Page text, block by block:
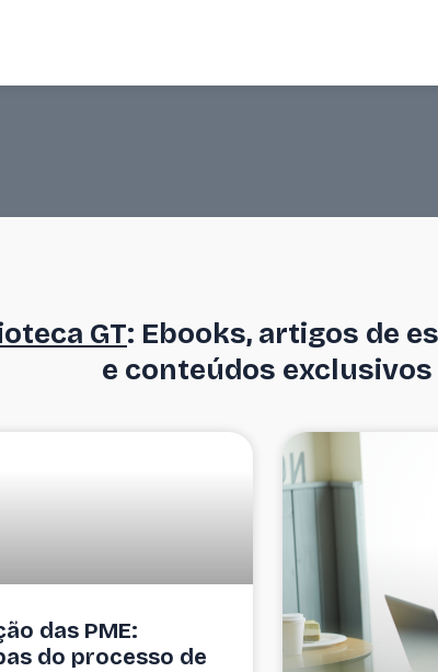
GT: Ebooks, artigos de
e conteúdos exclusivos
das PME:
do processo de